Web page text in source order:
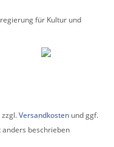
für Kultur und
Versandkosten und ggf.
beschrieben